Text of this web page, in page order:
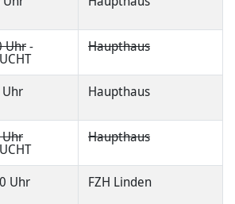
Uhr- Haupthaus
Uhr Haupthaus
Haupthaus
Uhr FZH Linden